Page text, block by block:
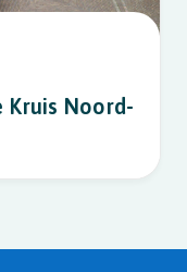
Kruis Noord-